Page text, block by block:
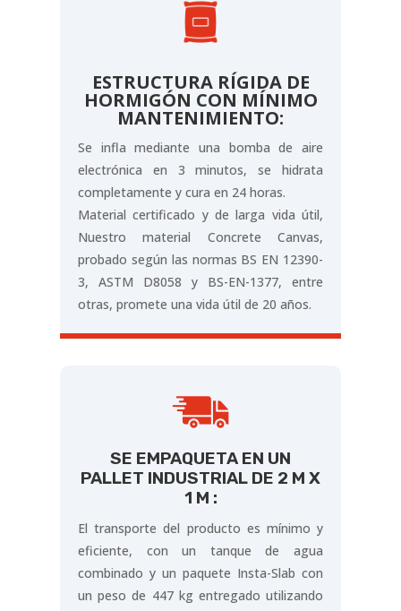
ESTRUCTURA RÍGIDA DE
HORMIGÓN CON MÍNIMO
MANTENIMIENTO:
Se infla mediante una bomba de aire
electrónica en 3 minutos, se hidrata
completamente y cura en 24 horas.
Material certificado y de larga vida útil,
Nuestro material Concrete Canvas,
probado según las normas BS EN 12390-
3, ASTM D8058 y BS-EN-1377, entre
otras, promete una vida útil de 20 años.
SE EMPAQUETA EN UN
PALLET INDUSTRIAL DE 2 M X
1 M :
El transporte del producto es mínimo y
eficiente, con un tanque de agua
combinado y un paquete Insta-Slab con
un peso de 447 kg entregado utilizando